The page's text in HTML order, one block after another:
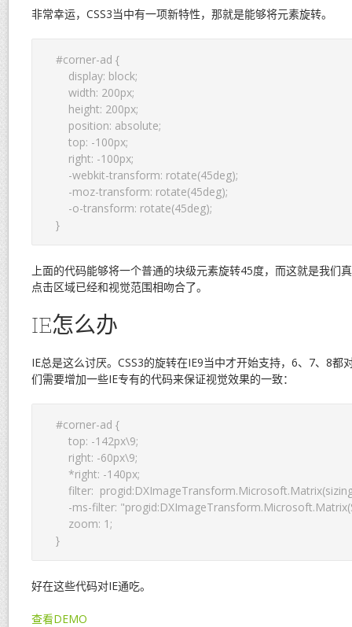
非常幸运，CSS3当中有一项新特性，那就是能够将元素旋转。
#corner-ad {
    display: block;
    width: 200px;
    height: 200px;
    position: absolute;
    top: -100px;
    right: -100px;
    -webkit-transform: rotate(45deg);
    -moz-transform: rotate(45deg);
    -o-transform: rotate(45deg);
上面的代码能够将一个普通的块级元素旋转45度，而这就是我们
点击区域已经和视觉范围相吻合了。
IE怎么办
IE总是这么讨厌。CSS3的旋转在IE9当中才开始支持，6、7、8都
们需要增加一些IE专有的代码来保证视觉效果的一致：
#corner-ad {
    top: -142px\9;
    right: -60px\9;
    *right: -140px;
filter:
-ms-filter:
    zoom: 1;
好在这些代码对IE通吃。
查看DEMO